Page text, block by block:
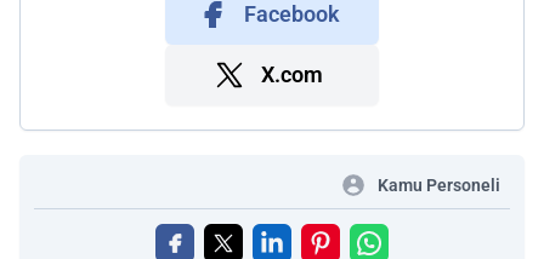
Facebook
X.com
Kamu Personeli